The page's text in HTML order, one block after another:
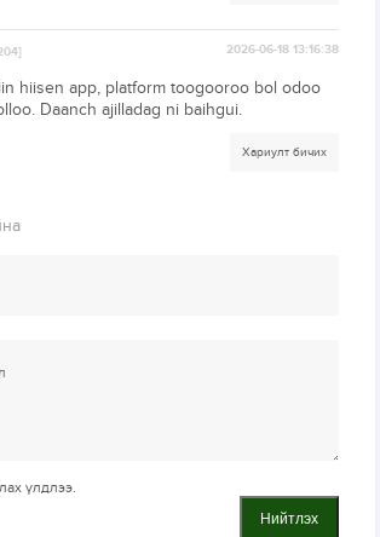
2026-06-18 13:16:38
hiisen app, platform toogooroo bol odoo
Daanch ajilladag ni baihgui.
Хариулт бичих
үлдлээ.
Нийтлэх